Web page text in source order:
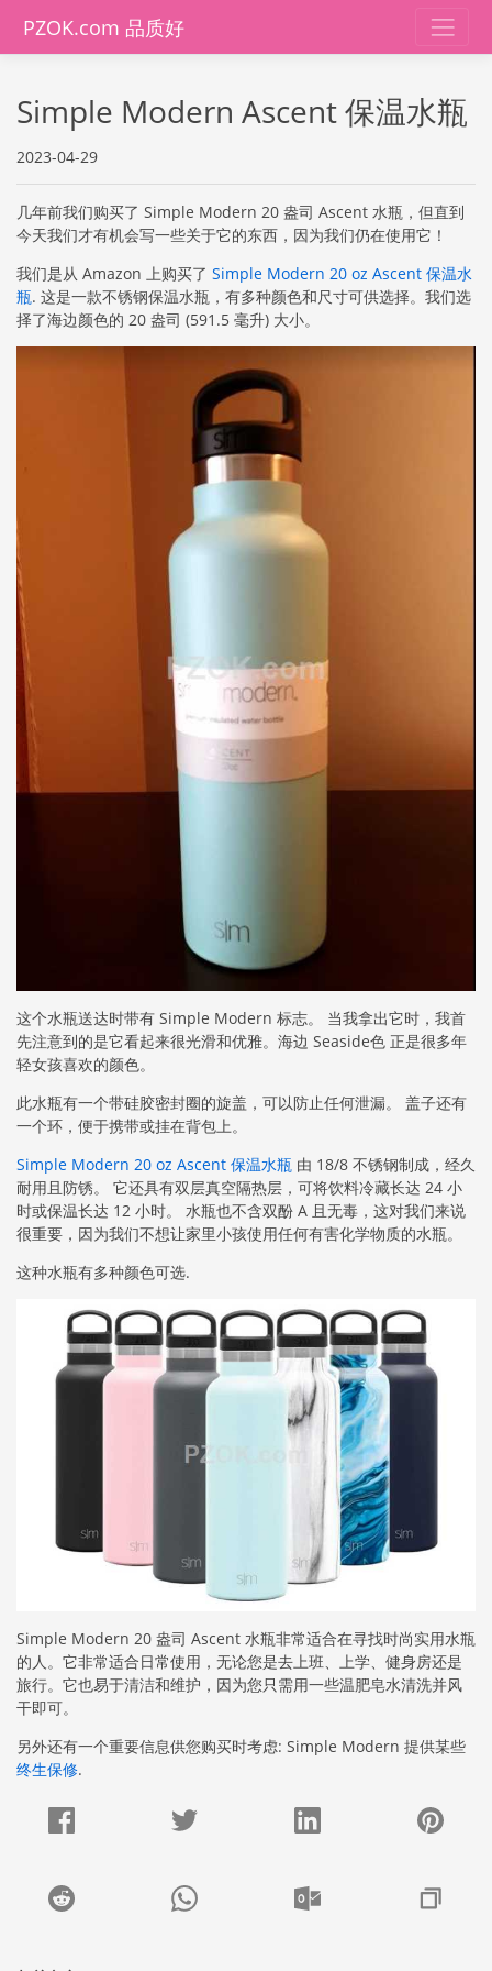
PZOK.com 品质好
Simple Modern Ascent 保温水瓶
2023-04-29
几年前我们购买了 Simple Modern 20 盎司 Ascent 水瓶，但直到
今天我们才有机会写一些关于它的东西，因为我们仍在使用它！
我们是从 Amazon 上购买了 Simple Modern 20 oz Ascent 保温水
瓶. 这是一款不锈钢保温水瓶，有多种颜色和尺寸可供选择。我们选
择了海边颜色的 20 盎司 (591.5 毫升) 大小。
这个水瓶送达时带有 Simple Modern 标志。 当我拿出它时，我首
先注意到的是它看起来很光滑和优雅。海边 Seaside色 正是很多年
轻女孩喜欢的颜色。
此水瓶有一个带硅胶密封圈的旋盖，可以防止任何泄漏。 盖子还有
一个环，便于携带或挂在背包上。
Simple Modern 20 oz Ascent 保温水瓶 由 18/8 不锈钢制成，经久
耐用且防锈。 它还具有双层真空隔热层，可将饮料冷藏长达 24 小
时或保温长达 12 小时。 水瓶也不含双酚 A 且无毒，这对我们来说
很重要，因为我们不想让家里小孩使用任何有害化学物质的水瓶。
这种水瓶有多种颜色可选.
Simple Modern 20 盎司 Ascent 水瓶非常适合在寻找时尚实用水瓶
的人。它非常适合日常使用，无论您是去上班、上学、健身房还是
旅行。它也易于清洁和维护，因为您只需用一些温肥皂水清洗并风
干即可。
另外还有一个重要信息供您购买时考虑: Simple Modern 提供某些
终生保修.